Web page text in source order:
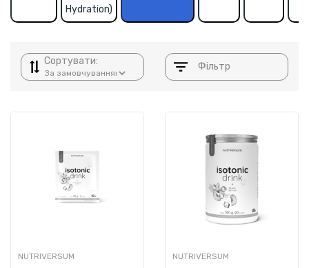
Hydration)
Сортувати: Фільтр
NUTRIVERSUM NUTRIVERSUM